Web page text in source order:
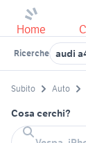
Home
Ricerche audi
Subito Auto
Cosa cerchi?